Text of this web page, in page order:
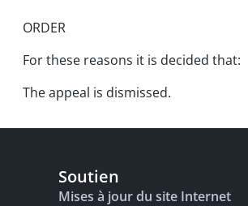
ORDER
For these reasons it is decided that:
The appeal is dismissed.
Soutien
Mises à jour du site Internet